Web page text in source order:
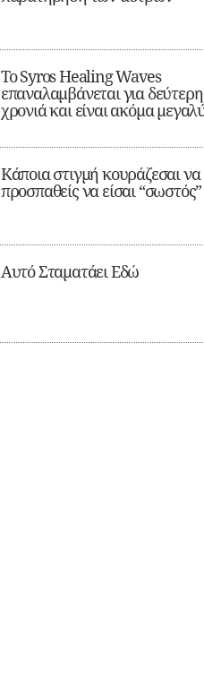
Το Syros Healing Waves
επαναλαμβάνεται για δεύτερη
χρονιά και είναι ακόμα
Κάποια στιγμή κουράζεσαι να
προσπαθείς να είσαι “σωστός”
Αυτό Σταματάει Εδώ